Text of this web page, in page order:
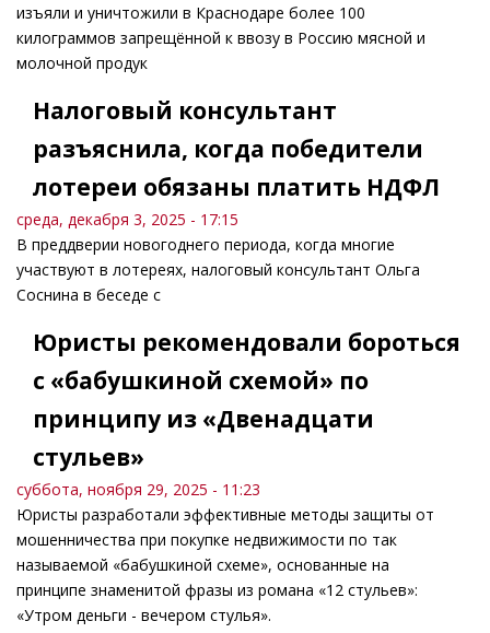
изъяли и уничтожили в Краснодаре более 100
килограммов запрещённой к ввозу в Россию мясной и
молочной продук
Налоговый консультант
разъяснила, когда победители
лотереи обязаны платить НДФЛ
среда, декабря 3, 2025 - 17:15
В преддверии новогоднего периода, когда многие
участвуют в лотереях, налоговый консультант Ольга
Соснина в беседе с
Юристы рекомендовали бороться
с «бабушкиной схемой» по
принципу из «Двенадцати
стульев»
суббота, ноября 29, 2025 - 11:23
Юристы разработали эффективные методы защиты от
мошенничества при покупке недвижимости по так
называемой «бабушкиной схеме», основанные на
принципе знаменитой фразы из романа «12 стульев»:
«Утром деньги - вечером стулья».